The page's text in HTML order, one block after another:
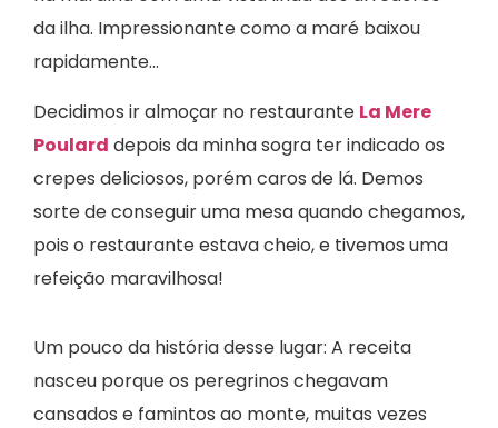
da ilha. Impressionante como a maré baixou
rapidamente…
Decidimos ir almoçar no restaurante La Mere
Poulard depois da minha sogra ter indicado os
crepes deliciosos, porém caros de lá. Demos
sorte de conseguir uma mesa quando chegamos,
pois o restaurante estava cheio, e tivemos uma
refeição maravilhosa!
Um pouco da história desse lugar: A receita
nasceu porque os peregrinos chegavam
cansados e famintos ao monte, muitas vezes